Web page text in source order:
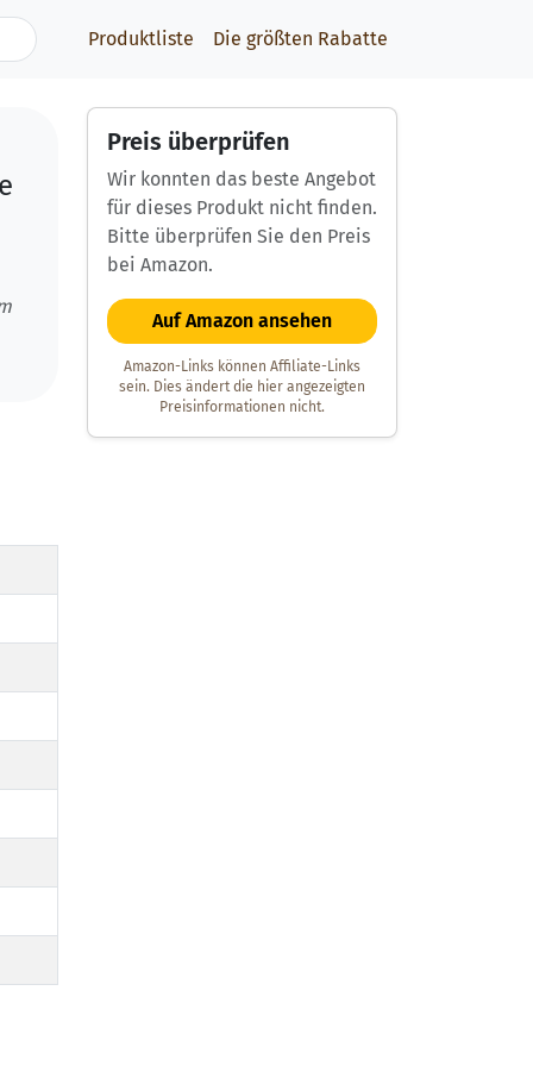
Produktliste Die größten Rabatte
Preis überprüfen
Wir konnten das beste Angebot
für dieses Produkt nicht finden.
Bitte überprüfen Sie den Preis
bei Amazon.
Auf Amazon ansehen
Amazon-Links können Affiliate-Links
sein. Dies ändert die hier angezeigten
Preisinformationen nicht.